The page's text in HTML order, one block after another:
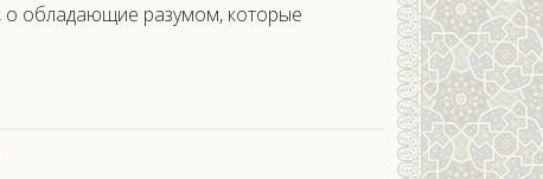
о обладающие разумом, которые